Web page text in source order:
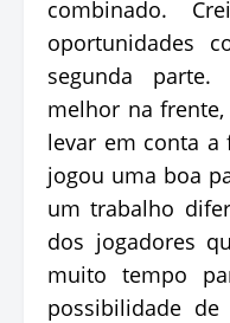
combinado.
oportunidades
segunda
melhor na
levar em conta a
jogou uma boa
um trabalho
dos jogadores
muito tempo
possibilidade